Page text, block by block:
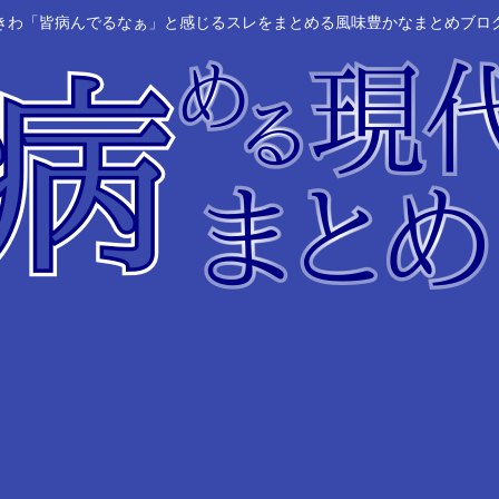
わ「皆病んでるなぁ」と感じるスレをまとめる風味豊かなまとめブロ